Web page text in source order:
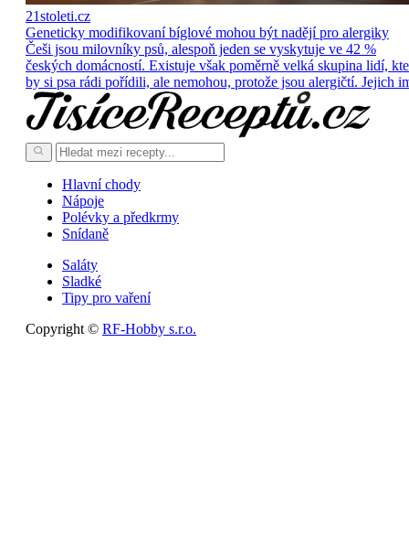
21stoleti.cz
Geneticky modifikovaní bíglové mohou být nadějí pro alergiky
Češi jsou milovníky psů, alespoň jeden se vyskytuje ve 42 %
českých domácností. Existuje však poměrně velká skupina lidí,
by si psa rádi pořídili, ale nemohou, protože jsou alergičtí. Jejich
Hlavní chody
Nápoje
Polévky a předkrmy
Snídaně
Saláty
Sladké
Tipy pro vaření
Copyright © RF-Hobby s.r.o.